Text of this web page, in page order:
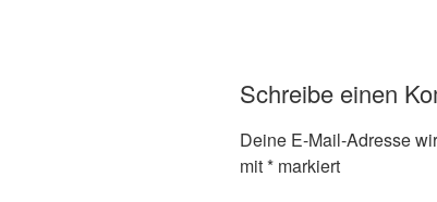
Schreibe einen
Deine E-Mail-Adresse
mit* markiert